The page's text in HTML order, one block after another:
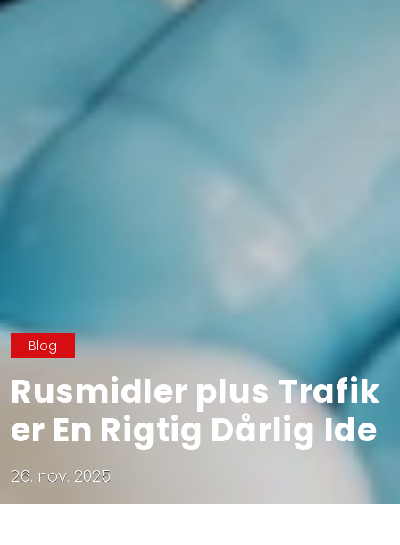
Blog
Rusmidler plus Trafik
er En Rigtig Dårlig Ide
26. nov. 2025